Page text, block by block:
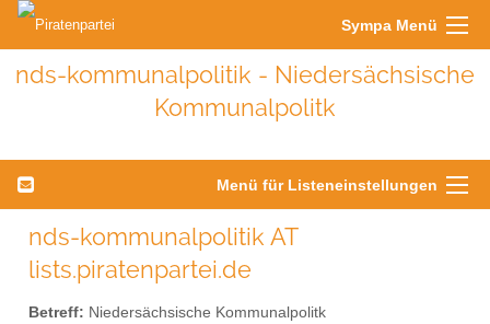
Sympa Menü
nds-kommunalpolitik - Niedersächsische
Kommunalpolitk
Menü für Listeneinstellungen
nds-kommunalpolitik AT
lists.piratenpartei.de
Betreff: Niedersächsische Kommunalpolitk